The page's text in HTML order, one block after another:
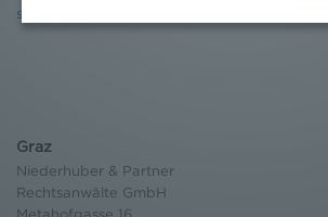
salzburg@nhp.eu
Graz
Niederhuber & Partner
Rechtsanwälte GmbH
Metahofgasse 16
werden können. Zudem finden Sie am